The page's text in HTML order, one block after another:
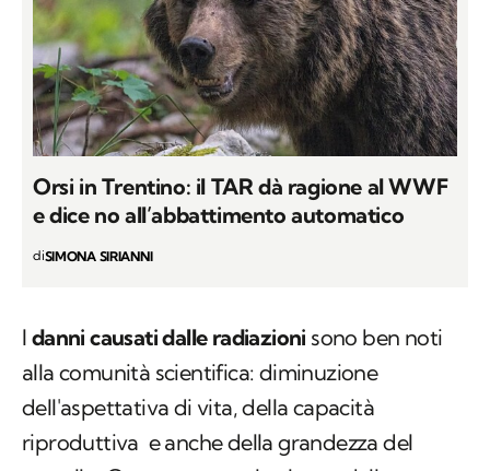
Orsi in Trentino: il TAR dà ragione al WWF
e dice no all’abbattimento automatico
diSIMONA SIRIANNI
I danni causati dalle radiazioni sono ben noti
alla comunità scientifica: diminuzione
dell'aspettativa di vita, della capacità
riproduttiva e anche della grandezza del